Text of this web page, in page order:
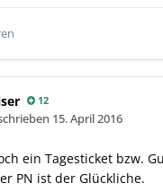
12
15. April 2016
ein Tagesticket bzw.
PN ist der Glückliche.